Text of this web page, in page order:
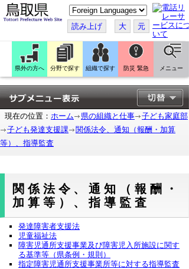
こ
の
ペ
ー
ジ
翻
訳
す
る
読み上げ 大 元
県外の方へ 分野で探す 組織で探す 防災 緊急 メニュー
現在の位置： ホーム 県の組織と仕事
子ども家庭部
子ども発達支援課
関係法令、通知（報酬・加算
等）、指導監査
関係法令、通知（報酬・
加算等）、指導監査
発達障害者支援法
児童福祉法
障害児通所支援事業及び障害児入所施設に関す
る基準等（県条例・規則）
指定障害児通所支援事業所等に対する指導監査